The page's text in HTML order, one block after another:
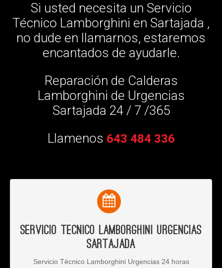
Si usted necesita un Servicio
Técnico Lamborghini en Sartajada ,
no dude en llamarnos, estaremos
encantados de ayudarle.
Reparación de Calderas
Lamborghini de Urgencias
Sartajada 24 / 7 /365
Llamenos 643 484 336
Servicio Tecnico Lamborghini Urgencias
Sartajada
Servicio Técnico Lamborghini Urgencias 24 horas